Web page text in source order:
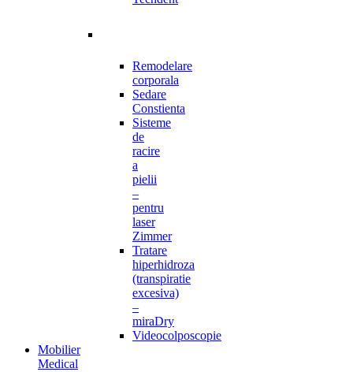
Remodelare
corporala
Sedare
Constienta
Sisteme
de
racire
a
pielii
–
pentru
laser
Zimmer
Tratare
hiperhidroza
(transpiratie
excesiva)
–
miraDry
Videocolposcopie
Mobilier
Medical